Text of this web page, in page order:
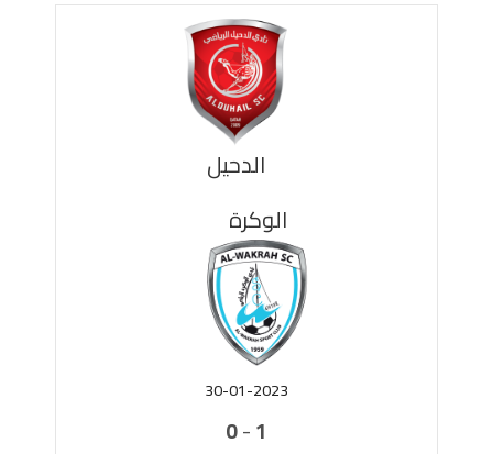
الدحيل
الوكرة
30-01-2023
1
-
0